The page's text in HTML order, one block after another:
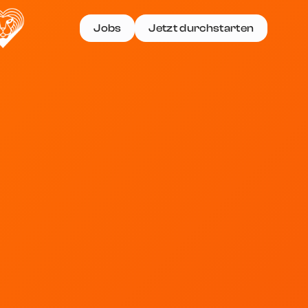
Jobs Jetzt durchstarten